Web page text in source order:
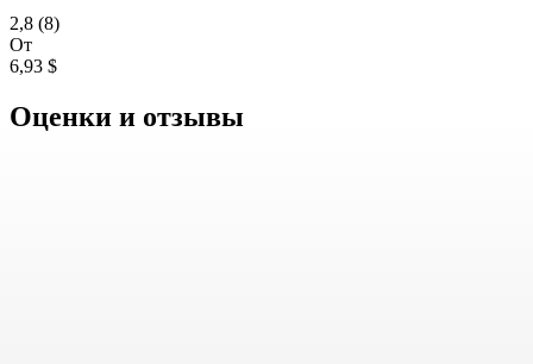
2,8 (8)
От
6,93 $
Оценки и отзывы